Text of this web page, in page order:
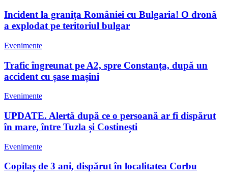
Incident la granița României cu Bulgaria! O dronă
a explodat pe teritoriul bulgar
Evenimente
Trafic îngreunat pe A2, spre Constanța, după un
accident cu șase mașini
Evenimente
UPDATE. Alertă după ce o persoană ar fi dispărut
în mare, între Tuzla și Costinești
Evenimente
Copilaș de 3 ani, dispărut în localitatea Corbu